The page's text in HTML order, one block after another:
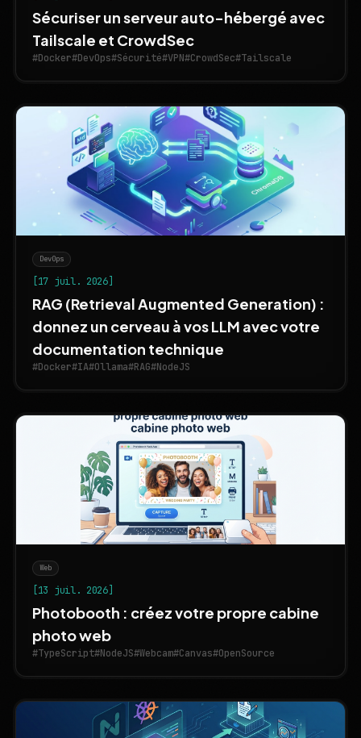
Sécuriser un serveur auto-hébergé avec
Tailscale et CrowdSec
#Docker#DevOps#Sécurité#VPN#CrowdSec#Tailscale
DevOps
[17 juil. 2026]
RAG (Retrieval Augmented Generation) :
donnez un cerveau à vos LLM avec votre
documentation technique
#Docker#IA#Ollama#RAG#NodeJS
Web
[13 juil. 2026]
Photobooth : créez votre propre cabine
photo web
#TypeScript#NodeJS#Webcam#Canvas#OpenSource